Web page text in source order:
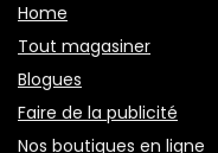
Home
Tout magasiner
Blogues
Faire de la publicité
Nos boutiques en ligne